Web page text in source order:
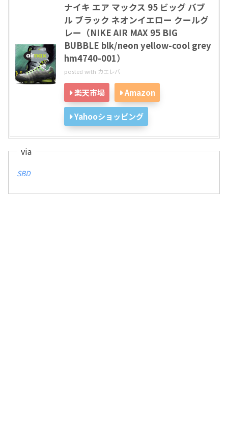
ナイキ エア マックス 95 ビッグ バブ
ル ブラック ネオンイエロー クールグ
レー（NIKE AIR MAX 95 BIG
BUBBLE blk/neon yellow-cool grey
hm4740-001）
posted with カエレバ
楽天市場 Amazon
Yahooショッピング
SBD